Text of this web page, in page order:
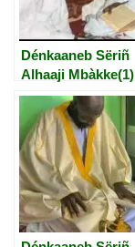
Dénkaaneb Sëriñ
Alhaaji Mbàkke(1)